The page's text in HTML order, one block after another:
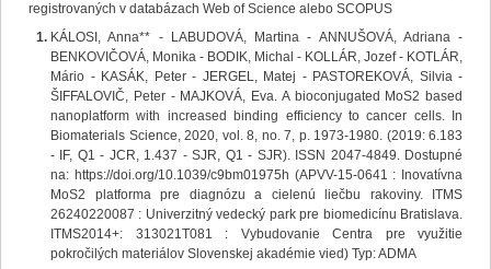
registrovaných v databázach Web of Science alebo SCOPUS
KÁLOSI, Anna** - LABUDOVÁ, Martina - ANNUŠOVÁ, Adriana -
BENKOVIČOVÁ, Monika - BODIK, Michal - KOLLÁR, Jozef - KOTLÁR,
Mário - KASÁK, Peter - JERGEL, Matej - PASTOREKOVÁ, Silvia -
ŠIFFALOVIČ, Peter - MAJKOVÁ, Eva. A bioconjugated MoS2 based
nanoplatform with increased binding efficiency to cancer cells. In
Biomaterials Science, 2020, vol. 8, no. 7, p. 1973-1980. (2019: 6.183
- IF, Q1 - JCR, 1.437 - SJR, Q1 - SJR). ISSN 2047-4849. Dostupné
na: https://doi.org/10.1039/c9bm01975h (APVV-15-0641 : Inovatívna
MoS2 platforma pre diagnózu a cielenú liečbu rakoviny. ITMS
26240220087 : Univerzitný vedecký park pre biomedicínu Bratislava.
ITMS2014+: 313021T081 : Vybudovanie Centra pre využitie
pokročilých materiálov Slovenskej akadémie vied) Typ: ADMA